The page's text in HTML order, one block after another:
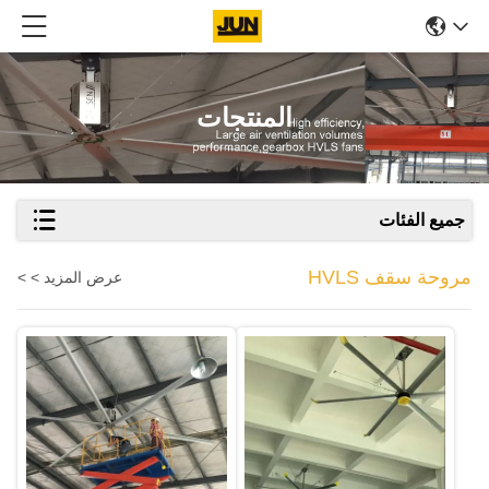
المنتجات
جميع الفئات
مروحة سقف HVLS عرض المزيد > >